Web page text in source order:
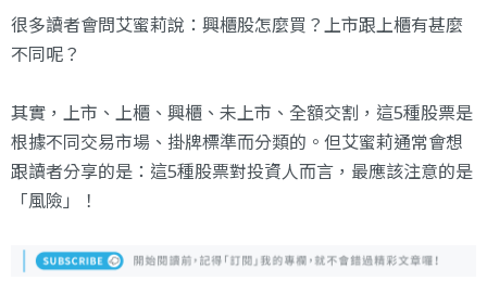
很多讀者會問艾蜜莉說：興櫃股怎麼買？上市跟上櫃有甚麼
不同呢？
其實，上市、上櫃、興櫃、未上市、全額交割，這5種股票是
根據不同交易市場、掛牌標準而分類的。但艾蜜莉通常會想
跟讀者分享的是：這5種股票對投資人而言，最應該注意的是
「風險」！